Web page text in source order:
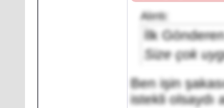
Alıntı:
İlk
Size çok
Ben işin
istekli olsaydı